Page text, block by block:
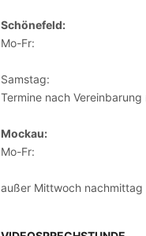
Schönefeld:
Mo-Fr:
Samstag:
Termine nach Vereinbarung
Mockau:
Mo-Fr:
außer Mittwoch nachmittag